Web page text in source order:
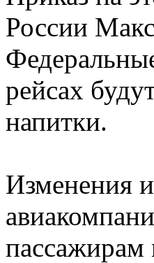
России
рейсах
напитки.
Изменения